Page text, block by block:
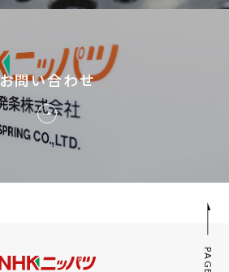
お問い合わせ